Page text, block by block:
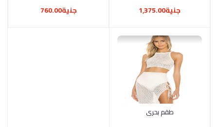
جنية1,375.00 halter tie
جنية760.00
أضف إلى السلة
طقم بحرى